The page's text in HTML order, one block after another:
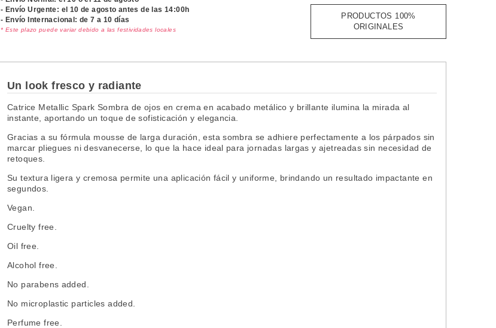
- Envío Urgente: el 10 de agosto antes de las 14:00h
- Envío Internacional: de 7 a 10 días
* Este plazo puede variar debido a las festividades locales
PRODUCTOS 100%
ORIGINALES
Un look fresco y radiante
Catrice Metallic Spark Sombra de ojos en crema en acabado metálico y brillante ilumina la mirada al
instante, aportando un toque de sofisticación y elegancia.
Gracias a su fórmula mousse de larga duración, esta sombra se adhiere perfectamente a los párpados sin
marcar pliegues ni desvanecerse, lo que la hace ideal para jornadas largas y ajetreadas sin necesidad de
retoques.
Su textura ligera y cremosa permite una aplicación fácil y uniforme, brindando un resultado impactante en
segundos.
Vegan.
Cruelty free.
Oil free.
Alcohol free.
No parabens added.
No microplastic particles added.
Perfume free.